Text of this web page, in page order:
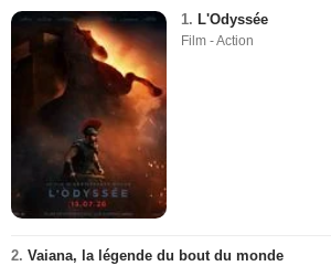
1. L'Odyssée
Film - Action
2. Vaiana, la légende du bout du monde